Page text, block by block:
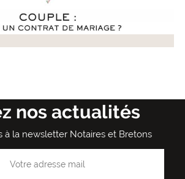
nos actualités
à la newsletter Notaires et Bretons